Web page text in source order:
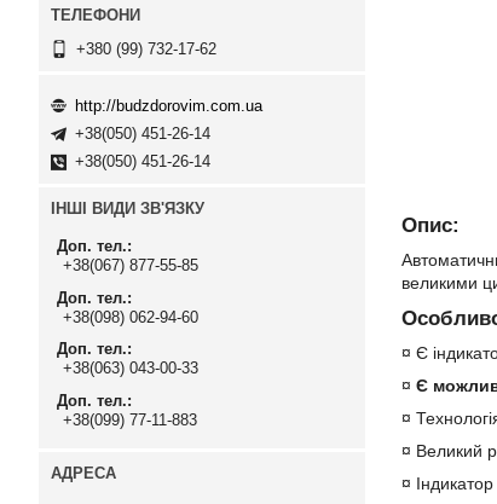
Опис:
великими
¤ Є
¤ Є
¤
¤ Великий
¤
+380 (99) 732-17-62
http://budzdorovim.com.ua
+38(050) 451-26-14
+38(050) 451-26-14
ІНШІ ВИДИ ЗВ'ЯЗКУ
Доп. тел.
+38(067) 877-55-85
Доп. тел.
+38(098) 062-94-60
Доп. тел.
+38(063) 043-00-33
Доп. тел.
+38(099) 77-11-883